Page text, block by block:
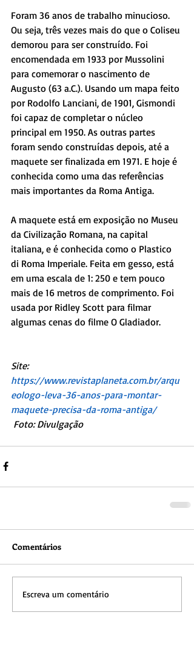
Foram 36 anos de trabalho minucioso.
Ou seja, três vezes mais do que o Coliseu
demorou para ser construído. Foi
encomendada em 1933 por Mussolini
para comemorar o nascimento de
Augusto (63 a.C.). Usando um mapa feito
por Rodolfo Lanciani, de 1901, Gismondi
foi capaz de completar o núcleo
principal em 1950. As outras partes
foram sendo construídas depois, até a
maquete ser finalizada em 1971. E hoje é
conhecida como uma das referências
mais importantes da Roma Antiga.
A maquete está em exposição no Museu
da Civilização Romana, na capital
italiana, e é conhecida como o Plastico
di Roma Imperiale. Feita em gesso, está
em uma escala de 1: 250 e tem pouco
mais de 16 metros de comprimento. Foi
usada por Ridley Scott para filmar
algumas cenas do filme O Gladiador.
Site:
https://www.revistaplaneta.com.br/arqu
eologo-leva-36-anos-para-montar-
maquete-precisa-da-roma-antiga/
Foto: Divulgação
Comentários
Escreva um comentário